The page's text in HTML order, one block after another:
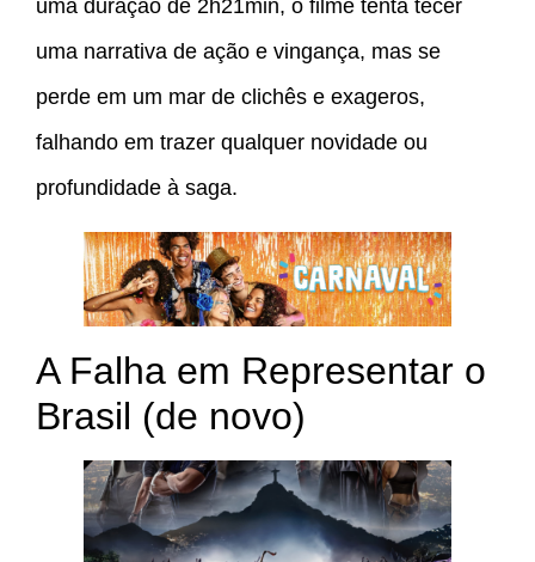
uma duração de 2h21min, o filme tenta tecer
uma narrativa de ação e vingança, mas se
perde em um mar de clichês e exageros,
falhando em trazer qualquer novidade ou
profundidade à saga.
A Falha em Representar o
Brasil (de novo)